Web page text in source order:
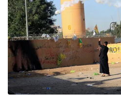
Video
VTV Money
VTV Sức khoẻ
Thị trường 24h